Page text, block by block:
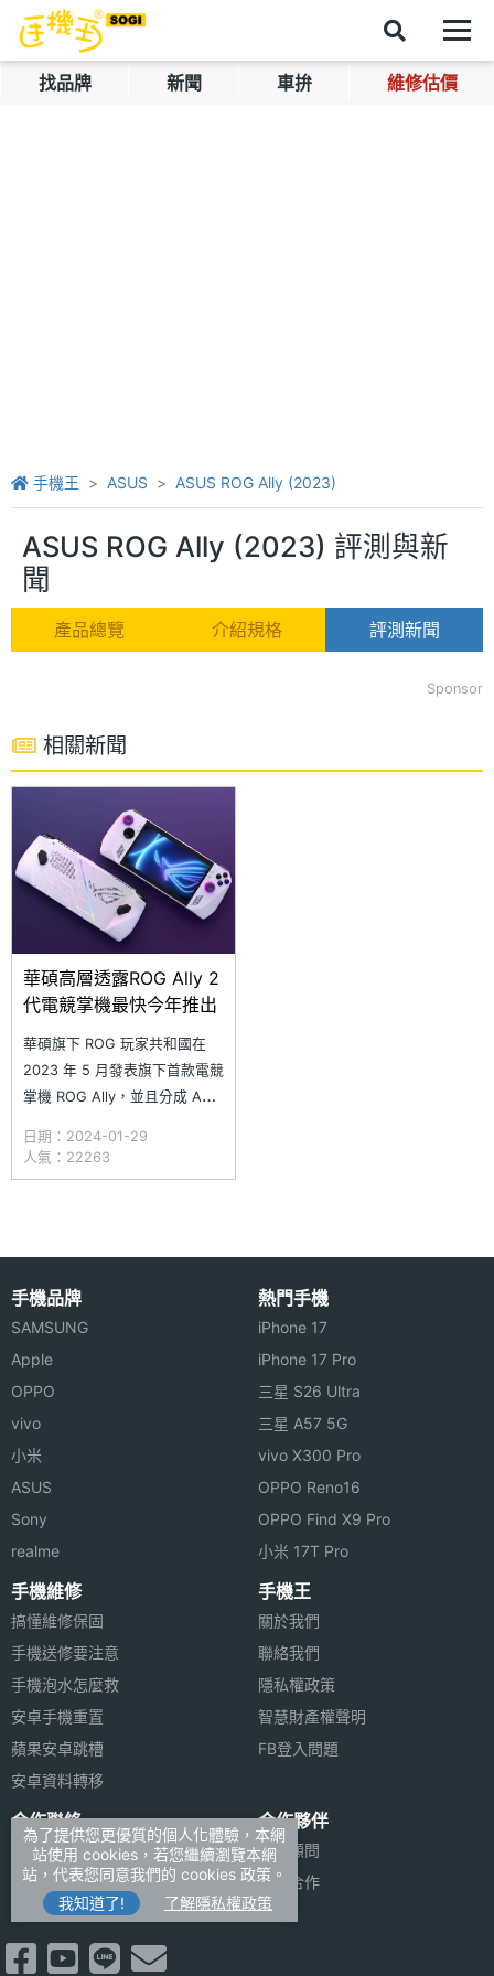
找品牌 新聞 車拚 維修估價
手機王 ASUS ASUS ROG Ally (2023)
ASUS ROG Ally (2023) 評測與新
聞
產品總覽 介紹規格 評測新聞
Sponsor
相關新聞
華碩高層透露ROG Ally 2
代電競掌機最快今年推出
華碩旗下 ROG 玩家共和國在
2023 年 5 月發表旗下首款電競
掌機 ROG Ally，並且分成 AMD
Extreme 兩種處理器版本，台
灣也在 6 月中旬正式開賣
業務副總裁蘇冠
日期：2024-01-29
人氣：22263
手機品牌
SAMSUNG
Apple
OPPO
vivo
小米
ASUS
Sony
realme
熱門手機
iPhone 17
iPhone 17 Pro
三星 S26 Ultra
三星 A57 5G
vivo X300 Pro
OPPO Reno16
OPPO Find X9 Pro
小米 17T Pro
手機維修
搞懂維修保固
手機送修要注意
手機泡水怎麼救
安卓手機重置
蘋果安卓跳槽
安卓資料轉移
手機王
關於我們
聯絡我們
隱私權政策
智慧財產權聲明
FB登入問題
合作聯絡
廣告刊登
加入商店報價
新聞聯絡
合作夥伴
法律顧問
媒體合作
為了提供您更優質的個人化體驗，本網
站使用 cookies，若您繼續瀏覽本網
站，代表您同意我們的 cookies 政策。
我知道了!
了解隱私權政策